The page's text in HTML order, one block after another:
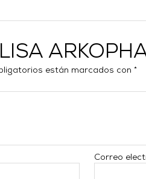
están marcados con*
Correo